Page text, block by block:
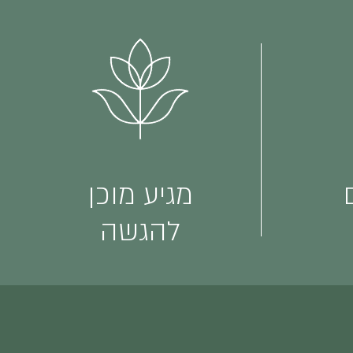
מגיע מוכן
להגשה